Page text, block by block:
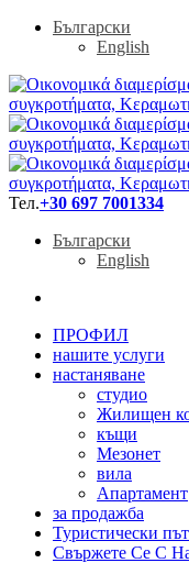
Български
English
Тел.+30 697 7001334
Български
English
ПРОФИЛ
нашите услуги
настаняване
студио
Жилищен
къщи
Мезонет
вила
Aпартамент
за продажба
Туристически
Свържете Се С